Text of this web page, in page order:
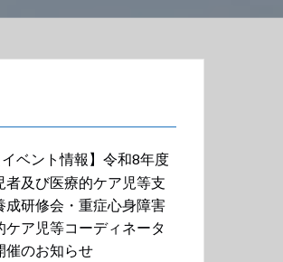
イベント情報】令和8年度
者及び医療的ケア児等支
成研修会・重症心身障害
ケア児等コーディネータ
催のお知らせ